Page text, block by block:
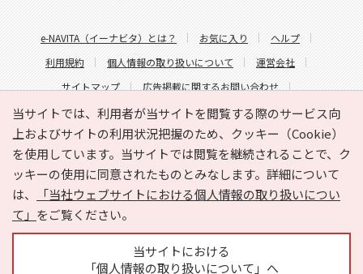
当サイトでは、利用者が当サイトを閲覧する際のサービス向
上およびサイトの利用状況把握のため、クッキー（Cookie）
を使用しています。当サイトでは閲覧を継続されることで、ク
ッキーの使用に同意されたものとみなします。詳細について
は、
「当社ウェブサイトにおける個人情報の取り扱いについ
て」 をご覧ください。
当サイトにおける
「個人情報の取り扱いについて」へ
e-NAVITA（イーナビタ）とは？ お気に入り
ヘルプ
利用規約
個人情報の取り扱いについて
運営会社
サイトマップ
広告掲載に関するお問い合わせ
サイトの内容に関するお問い合わせ
Copyright © HYOJITO.Co.,Ltd. All Rights Reserved.